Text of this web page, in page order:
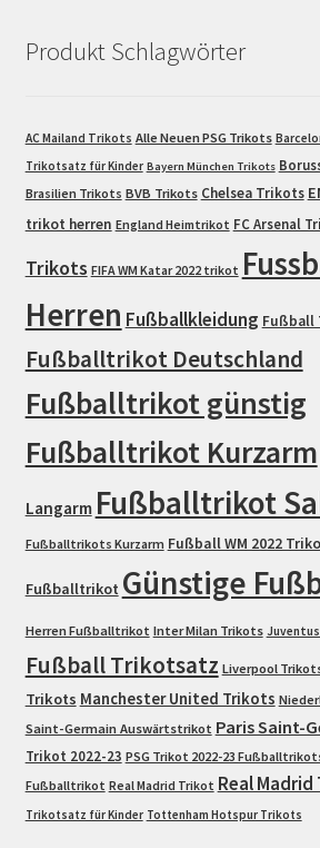
Produkt Schlagwörter
AC Mailand Trikots Alle Neuen PSG Trikots
Trikotsatz für Kinder Bayern München Trikots
Brasilien Trikots BVB Trikots Chelsea Trikots
trikot herren England Heimtrikot FC Arsenal
Trikots FIFA WM Katar 2022 trikot
Herren Fußballkleidung
Fußballtrikot Deutschland
Fußballtrikot günstig
Fußballtrikot Kurzarm
Langarm Fußballtrikot
Fußballtrikots Kurzarm Fußball WM 2022
Fußballtrikot Günstige
Herren Fußballtrikot Inter Milan Trikots
Fußball Trikotsatz Liverpool
Trikots Manchester United Trikots
Saint-Germain Auswärtstrikot Paris Saint-
Trikot 2022-23 PSG Trikot 2022-23
Fußballtrikot Real Madrid Trikot Real
Trikotsatz für Kinder Tottenham Hotspur Trikots